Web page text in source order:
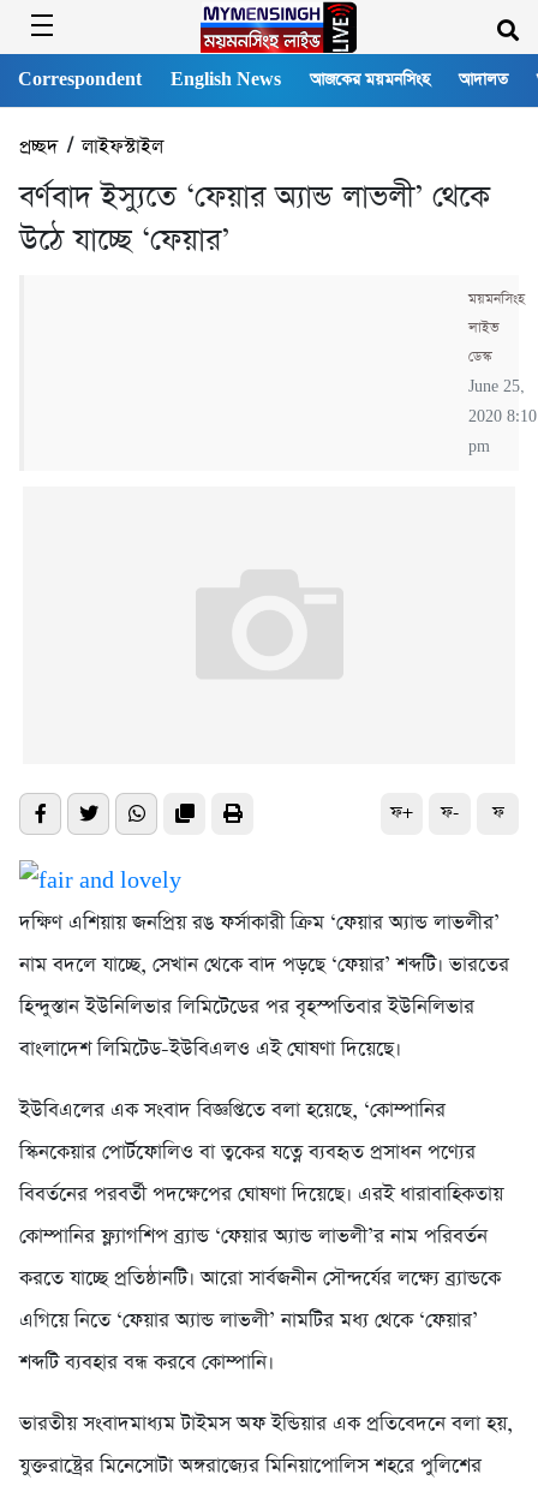
Correspondent English News আজকের ময়মনসিংহ আদালত
প্রচ্ছদ/লাইফস্টাইল
বর্ণবাদ ইস্যুতে ‘ফেয়ার অ্যান্ড লাভলী’ থেকে
উঠে যাচ্ছে ‘ফেয়ার’
ময়মনসিংহ
লাইভ
ডেস্ক
June 25,
2020 8:10
pm
ফ+ ফ- ফ
দক্ষিণ এশিয়ায় জনপ্রিয় রঙ ফর্সাকারী ক্রিম ‘ফেয়ার অ্যান্ড লাভলীর’
নাম বদলে যাচ্ছে, সেখান থেকে বাদ পড়ছে ‘ফেয়ার’ শব্দটি। ভারতের
হিন্দুস্তান ইউনিলিভার লিমিটেডের পর বৃহস্পতিবার ইউনিলিভার
বাংলাদেশ লিমিটেড-ইউবিএলও এই ঘোষণা দিয়েছে।
ইউবিএলের এক সংবাদ বিজ্ঞপ্তিতে বলা হয়েছে, ‘কোম্পানির
স্কিনকেয়ার পোর্টফোলিও বা ত্বকের যত্নে ব্যবহৃত প্রসাধন পণ্যের
বিবর্তনের পরবর্তী পদক্ষেপের ঘোষণা দিয়েছে। এরই ধারাবাহিকতায়
কোম্পানির ফ্ল্যাগশিপ ব্র্যান্ড ‘ফেয়ার অ্যান্ড লাভলী’র নাম পরিবর্তন
করতে যাচ্ছে প্রতিষ্ঠানটি। আরো সার্বজনীন সৌন্দর্যের লক্ষ্যে ব্র্যান্ডকে
এগিয়ে নিতে ‘ফেয়ার অ্যান্ড লাভলী’ নামটির মধ্য থেকে ‘ফেয়ার’
শব্দটি ব্যবহার বন্ধ করবে কোম্পানি।
ভারতীয় সংবাদমাধ্যম টাইমস অফ ইন্ডিয়ার এক প্রতিবেদনে বলা হয়,
যুক্তরাষ্ট্রের মিনেসোটা অঙ্গরাজ্যের মিনিয়াপোলিস শহরে পুলিশের